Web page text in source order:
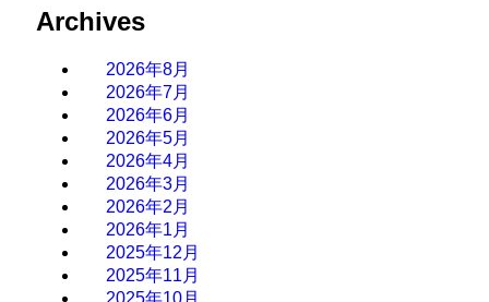
Archives
2026年8月
2026年7月
2026年6月
2026年5月
2026年4月
2026年3月
2026年2月
2026年1月
2025年12月
2025年11月
2025年10月